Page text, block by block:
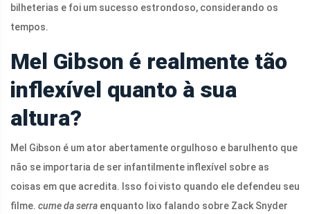
bilheterias e foi um sucesso estrondoso, considerando os
tempos.
Mel Gibson é realmente tão
inflexível quanto à sua
altura?
Mel Gibson é um ator abertamente orgulhoso e barulhento que
não se importaria de ser infantilmente inflexível sobre as
coisas em que acredita. Isso foi visto quando ele defendeu seu
filme. cume da serra enquanto lixo falando sobre Zack Snyder